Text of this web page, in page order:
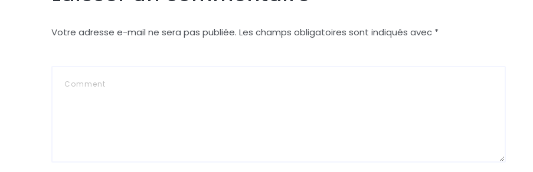
Votre adresse e-mail ne sera pas publiée. Les champs obligatoires sont indiqués avec *